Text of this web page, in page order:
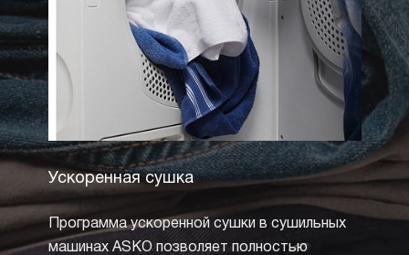
Ускоренная сушка
Программа ускоренной сушки в сушильных
машинах ASKO позволяет полностью